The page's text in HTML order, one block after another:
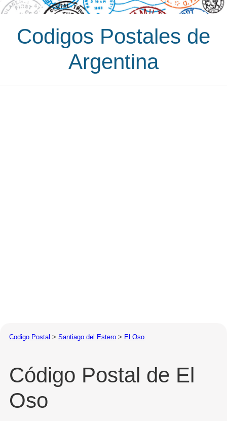
Codigos Postales de
Argentina
Codigo Postal > Santiago del Estero > El Oso
Código Postal de El
Oso